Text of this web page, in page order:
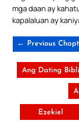
mga daan ay
kapalaluan ay
← Previous
Ang Dating
Ezekiel